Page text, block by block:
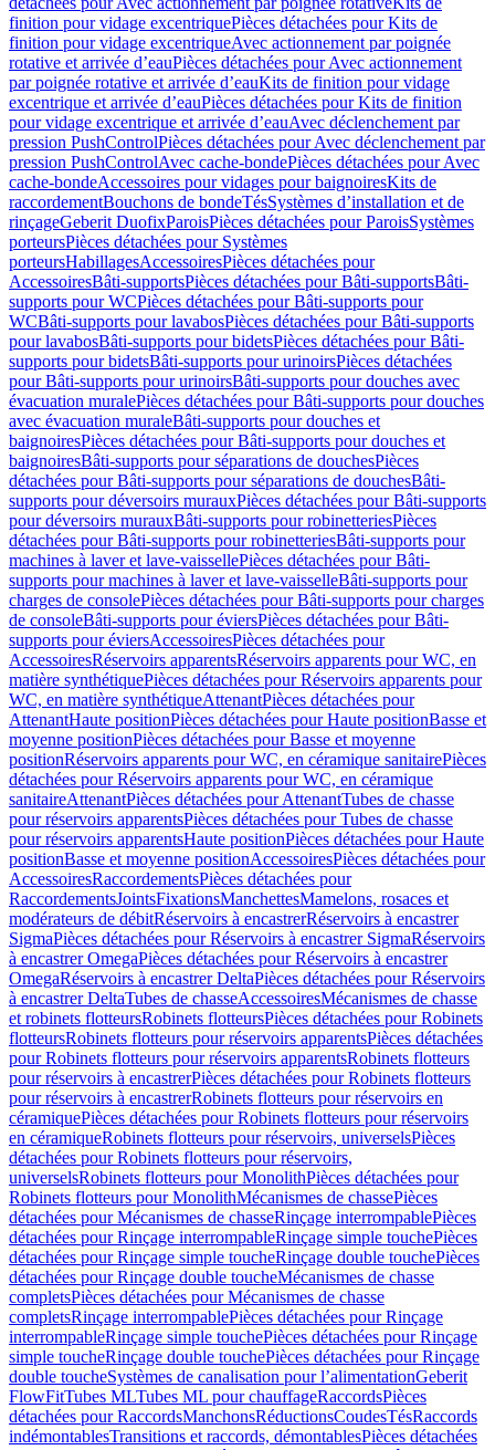
finition pour vidage excentriquePièces détachées pour Kits de
finition pour vidage excentriqueAvec actionnement par poignée
rotative et arrivée d’eauPièces détachées pour Avec actionnement
par poignée rotative et arrivée d’eauKits de finition pour vidage
excentrique et arrivée d’eauPièces détachées pour Kits de finition
pour vidage excentrique et arrivée d’eauAvec déclenchement par
pression PushControlPièces détachées pour Avec déclenchement par
pression PushControlAvec cache-bondePièces détachées pour Avec
cache-bondeAccessoires pour vidages pour baignoiresKits de
raccordementBouchons de bondeTésSystèmes d’installation et de
rinçageGeberit DuofixParoisPièces détachées pour ParoisSystèmes
porteursPièces détachées pour Systèmes
porteursHabillagesAccessoiresPièces détachées pour
AccessoiresBâti-supportsPièces détachées pour Bâti-supportsBâti-
supports pour WCPièces détachées pour Bâti-supports pour
WCBâti-supports pour lavabosPièces détachées pour Bâti-supports
pour lavabosBâti-supports pour bidetsPièces détachées pour Bâti-
supports pour bidetsBâti-supports pour urinoirsPièces détachées
pour Bâti-supports pour urinoirsBâti-supports pour douches avec
évacuation muralePièces détachées pour Bâti-supports pour douches
avec évacuation muraleBâti-supports pour douches et
baignoiresPièces détachées pour Bâti-supports pour douches et
baignoiresBâti-supports pour séparations de douchesPièces
détachées pour Bâti-supports pour séparations de douchesBâti-
supports pour déversoirs murauxPièces détachées pour Bâti-supports
pour déversoirs murauxBâti-supports pour robinetteriesPièces
détachées pour Bâti-supports pour robinetteriesBâti-supports pour
machines à laver et lave-vaissellePièces détachées pour Bâti-
supports pour machines à laver et lave-vaisselleBâti-supports pour
charges de consolePièces détachées pour Bâti-supports pour charges
de consoleBâti-supports pour éviersPièces détachées pour Bâti-
supports pour éviersAccessoiresPièces détachées pour
AccessoiresRéservoirs apparentsRéservoirs apparents pour WC, en
matière synthétiquePièces détachées pour Réservoirs apparents pour
WC, en matière synthétiqueAttenantPièces détachées pour
AttenantHaute positionPièces détachées pour Haute positionBasse et
moyenne positionPièces détachées pour Basse et moyenne
positionRéservoirs apparents pour WC, en céramique sanitairePièces
détachées pour Réservoirs apparents pour WC, en céramique
sanitaireAttenantPièces détachées pour AttenantTubes de chasse
pour réservoirs apparentsPièces détachées pour Tubes de chasse
pour réservoirs apparentsHaute positionPièces détachées pour Haute
positionBasse et moyenne positionAccessoiresPièces détachées pour
AccessoiresRaccordementsPièces détachées pour
RaccordementsJointsFixationsManchettesMamelons, rosaces et
modérateurs de débitRéservoirs à encastrerRéservoirs à encastrer
SigmaPièces détachées pour Réservoirs à encastrer SigmaRéservoirs
à encastrer OmegaPièces détachées pour Réservoirs à encastrer
OmegaRéservoirs à encastrer DeltaPièces détachées pour Réservoirs
à encastrer DeltaTubes de chasseAccessoiresMécanismes de chasse
et robinets flotteursRobinets flotteursPièces détachées pour Robinets
flotteursRobinets flotteurs pour réservoirs apparentsPièces détachées
pour Robinets flotteurs pour réservoirs apparentsRobinets flotteurs
pour réservoirs à encastrerPièces détachées pour Robinets flotteurs
pour réservoirs à encastrerRobinets flotteurs pour réservoirs en
céramiquePièces détachées pour Robinets flotteurs pour réservoirs
en céramiqueRobinets flotteurs pour réservoirs, universelsPièces
détachées pour Robinets flotteurs pour réservoirs,
universelsRobinets flotteurs pour MonolithPièces détachées pour
Robinets flotteurs pour MonolithMécanismes de chassePièces
détachées pour Mécanismes de chasseRinçage interrompablePièces
détachées pour Rinçage interrompableRinçage simple touchePièces
détachées pour Rinçage simple toucheRinçage double touchePièces
détachées pour Rinçage double toucheMécanismes de chasse
completsPièces détachées pour Mécanismes de chasse
completsRinçage interrompablePièces détachées pour Rinçage
interrompableRinçage simple touchePièces détachées pour Rinçage
simple toucheRinçage double touchePièces détachées pour Rinçage
double toucheSystèmes de canalisation pour l’alimentationGeberit
FlowFitTubes MLTubes ML pour chauffageRaccordsPièces
détachées pour RaccordsManchonsRéductionsCoudesTésRaccords
indémontablesTransitions et raccords, démontablesPièces détachées